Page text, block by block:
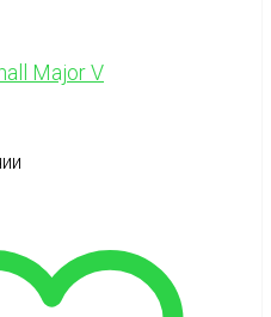
Major V